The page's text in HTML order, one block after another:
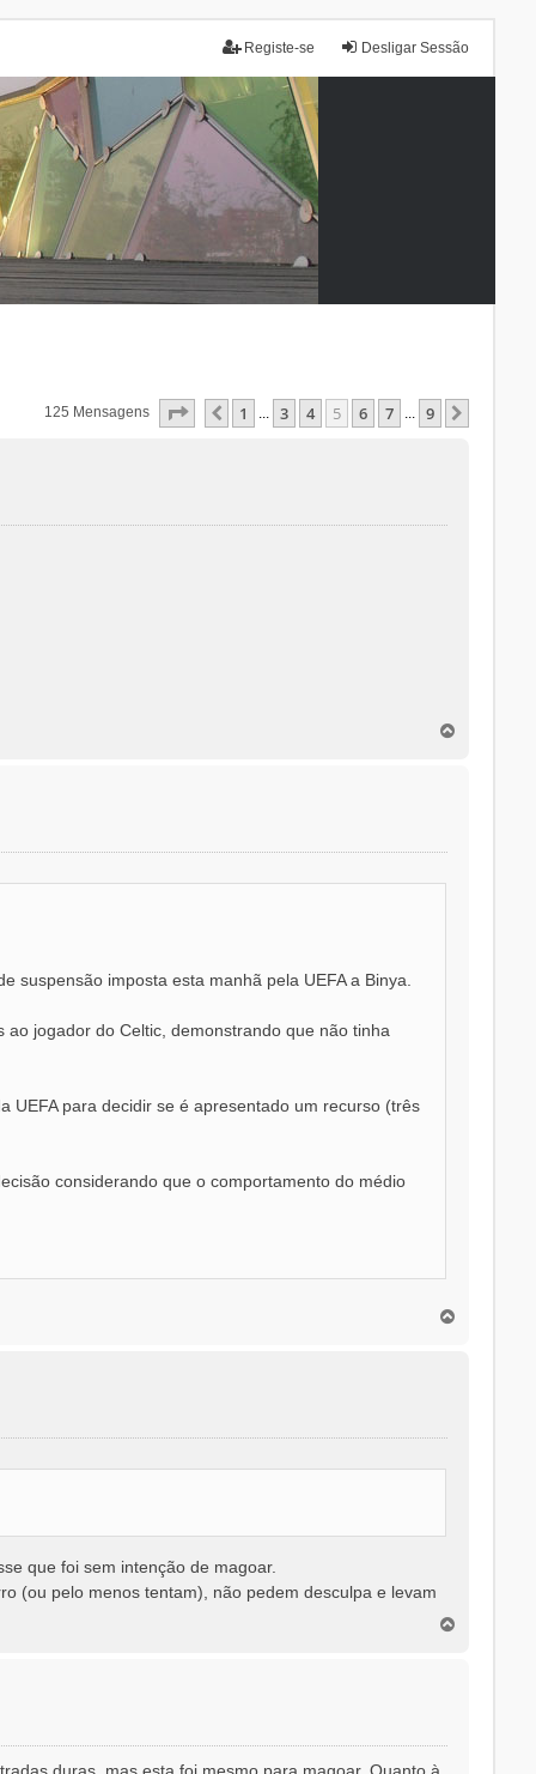
Desligar Sessão
Registe-se
125 Mensagens Página5 De9
Anterior
1 ... 3 4 5 6 7 ... 9
suspensão imposta esta manhã pela UEFA a Binya.
jogador do Celtic, demonstrando que não tinha
UEFA para decidir se é apresentado um recurso (três
considerando que o comportamento do médio
que foi sem intenção de magoar.
(ou pelo menos tentam), não pedem desculpa e levam
duras, mas esta foi mesmo para magoar. Quanto à